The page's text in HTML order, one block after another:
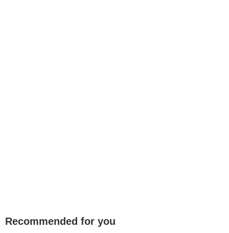
Recommended for you